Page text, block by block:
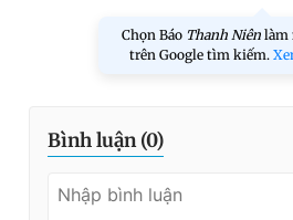
Chọn Báo Thanh Niên làm
trên Google tìm kiếm.
Bình luận (0)